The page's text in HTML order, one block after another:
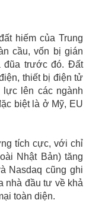
hiếm của Trung
cầu, vốn bị gián
đũa trước đó. Đất
thiết bị điện tử
lên các ngành
biệt là ở Mỹ, EU
tích cực, với chỉ
Nhật Bản) tăng
Nasdaq cũng ghi
nhà đầu tư về khả
toàn diện.